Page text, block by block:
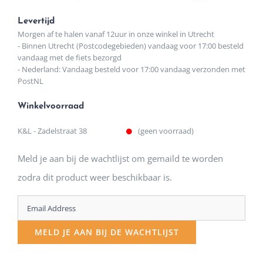
Levertijd
Morgen af te halen vanaf 12uur in onze winkel in Utrecht
- Binnen Utrecht (Postcodegebieden) vandaag voor 17:00 besteld
vandaag met de fiets bezorgd
- Nederland: Vandaag besteld voor 17:00 vandaag verzonden met
PostNL
Winkelvoorraad
K&L - Zadelstraat 38 (geen voorraad)
Meld je aan bij de wachtlijst om gemaild te worden
zodra dit product weer beschikbaar is.
Enter
your
email
MELD JE AAN BIJ DE WACHTLIJST